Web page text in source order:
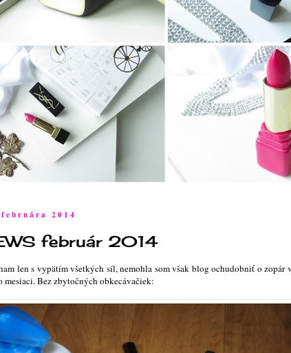
2014
február 2014
len s vypätím všetkých síl, nemohla som však blog ochudobniť o zopár
mesiaci. Bez zbytočných obkecávačiek: